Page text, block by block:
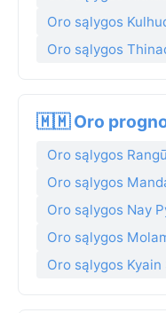
Oro sąlygos
Oro sąlygos
🇲🇲 Oro
Oro sąlygos
Oro sąlygos
Oro sąlygos Nay
Oro sąlygos
Oro sąlygos